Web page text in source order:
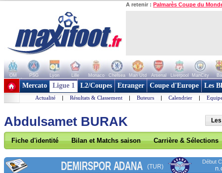
A retenir : Palmarès Coupe du
OM PSG Lyon Lille Monaco Chelsea Man Utd Arsenal Liverpool ManCity
+ de clubs
Mercato Ligue 1 L2/Coupes Etranger Coupe d'Europe Les
Actualité | Résultats & Classement | Buteurs | Calendrier |
Abdulsamet BURAK
Fiche d'identité Bilan et Matchs saison Carrière & Sélections
DEMIRSPOR ADANA (TUR)
Début